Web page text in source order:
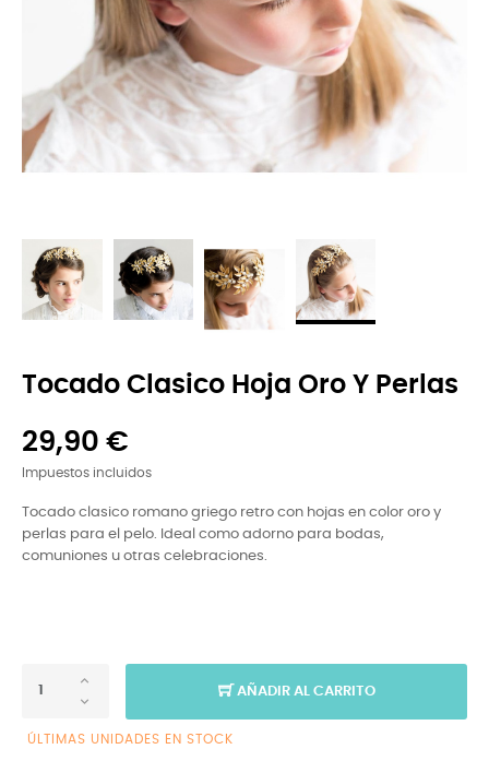
Tocado Clasico Hoja Oro Y Perlas
29,90 €
Impuestos incluidos
Tocado clasico romano griego retro con hojas en color oro y
perlas para el pelo. Ideal como adorno para bodas,
comuniones u otras celebraciones.
AÑADIR AL CARRITO
ÚLTIMAS UNIDADES EN STOCK